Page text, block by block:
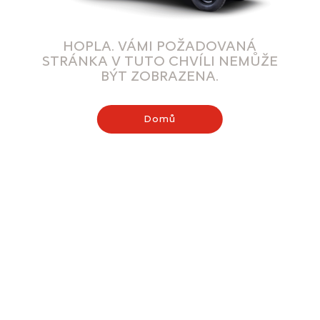
HOPLA. VÁMI POŽADOVANÁ
STRÁNKA V TUTO CHVÍLI NEMŮŽE
BÝT ZOBRAZENA.
Domů